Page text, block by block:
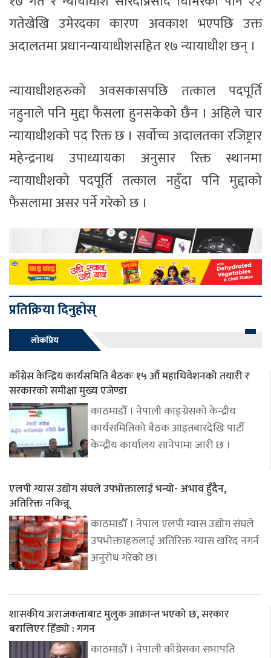
गतेखेखि उमेरदका कारण अवकाश भएपछि उक्त
अदालतमा प्रधानन्यायाधीशसहित १७ न्यायाधीश छन् ।
न्यायाधीशहरुको अवसकासपछि तत्काल पदपूर्ति
नहुनाले पनि मुद्दा फैसला हुनसकेको छैन । अहिले चार
न्यायाधीशको पद रिक्त छ । सर्वोच्च अदालतका रजिष्ट्रार
महेन्द्रनाथ उपाध्यायका अनुसार रिक्त स्थानमा
न्यायाधीशको पदपूर्ति तत्काल नहुँदा पनि मुद्दाको
फैसलामा असर पर्ने गरेको छ ।
प्रतिक्रिया दिनुहोस्
लोकप्रिय
काँग्रेस केन्द्रिय कार्यसमिति बैठकः १५ औं महाधिवेशनको तयारी र
सरकारको समीक्षा मुख्य एजेण्डा
काठमाडौँ । नेपाली काङ्ग्रेसको केन्द्रीय
कार्यसमितिको बैठक आइतबारदेखि पार्टी
केन्द्रीय कार्यालय सानेपामा जारी छ ।
एलपी ग्यास उद्योग संघले उपभोक्तालाई भन्यो- अभाव हुँदैन,
अतिरिक्त नकिन्नू
काठमाडौँ । नेपाल एलपी ग्यास उद्योग संघले
उपभोक्ताहरुलाई अतिरिक्त ग्यास खरिद नगर्न
अनुरोध गरेको छ।
शासकीय अराजकताबाट मुलुक आक्रान्त भएको छ, सरकार
बरालिएर हिँड्यो : गगन
काठमाडौं । नेपाली काँग्रेसका सभापति